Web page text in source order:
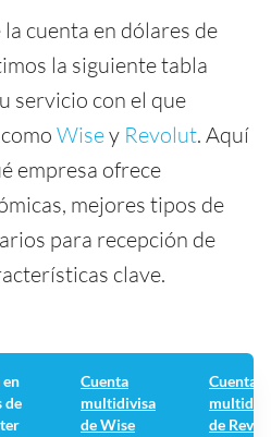
cuenta en dólares de
la siguiente tabla
servicio con el que
Wisey Revolut. Aquí
empresa ofrece
mejores tipos de
para recepción de
clave.
en
de
Cuenta
multidivisa
de Wise
Cuenta
de